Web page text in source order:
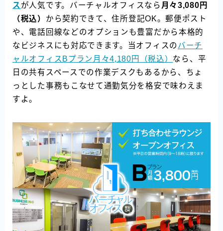
ス が人気です。バーチャルオフィスなら 月々3,080円
（税込） から契約できて、住所登記OK。郵便ポスト
や、電話回線などのオプションも豊富だから本格的
なビジネスにも対応できます。当オフィスの バーチ
ャルオフィスBプラン月々4,180円（税込） なら、平
日の共有スペースでの作業デスクもあるから、ちょ
っとした事務もこなせて通勤気分を格安で味わえま
すよ。